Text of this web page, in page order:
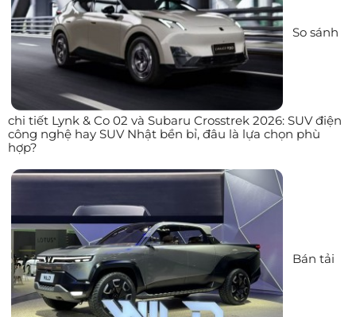
So sánh
chi tiết Lynk & Co 02 và Subaru Crosstrek 2026: SUV điện
công nghệ hay SUV Nhật bền bỉ, đâu là lựa chọn phù
hợp?
Bán tải